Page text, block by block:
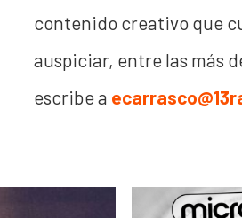
contenido creativo que
auspiciar, entre las más
escribe a